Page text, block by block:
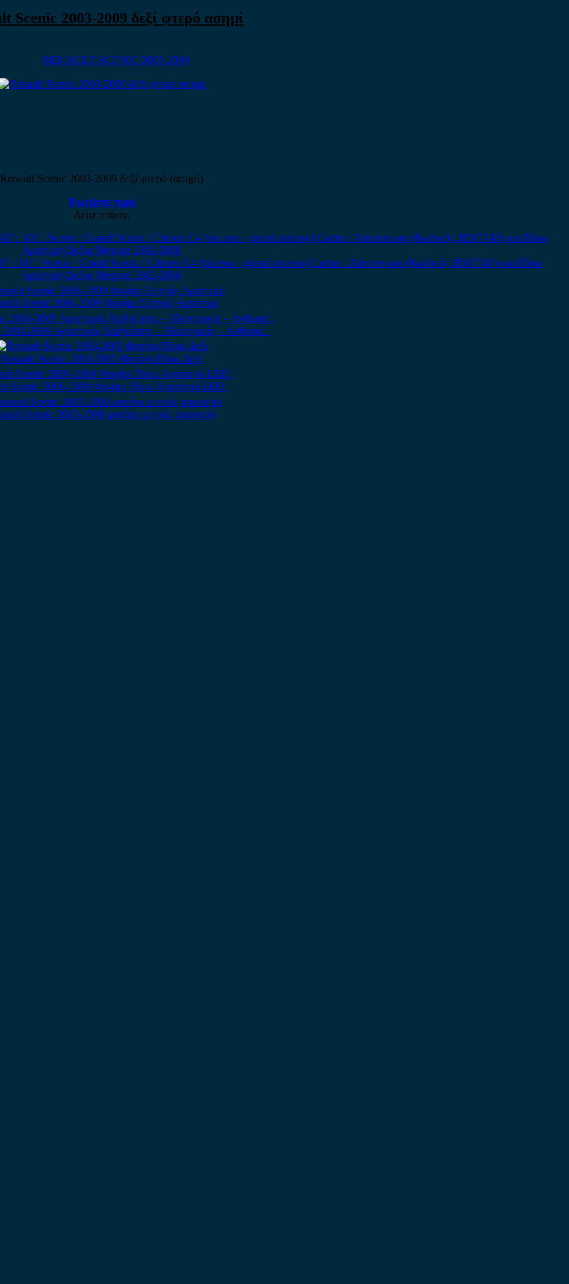
Scenic 2003-2009 δεξί φτερό ασημί
RENAULT SCENIC 2003-2009
Renault Scenic 2003-2009 δεξί φτερό (ασημί)
Ρωτήστε τιμή
Δείτε επίσης
307 / Scenic / Grand Scenic / Citroen C4 (picasso – grand picasso) Cactus / Aircross και (Κωδικός: B507743) και Πίσω
Αριστερή/Δεξια Megane 2002-2008
Scenic 2006-2009 Φανάρι Εμπρός Αριστερό
2009 Αριστερός Καθρέπτης – Ηλεκτρικός – Ανθρακί .
Renault Scenic 2003-2005 Φανάρι Πίσω Δεξί
Scenic 2006-2009 Φανάρι Πίσω Αριστερό LED ,
Scenic 2003-2006 φανάρι εμπρός αριστερό